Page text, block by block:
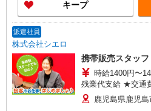
+゜・。○。・゜+゜
キープ
派遣社員
株式会社シエロ
携帯販売スタッ
時給1400円〜
残業代支給 ★交通費
+゜・。○。・゜+
万円支給(規定有) お友達を紹介頂くと, インセンテ
鹿児島県鹿児